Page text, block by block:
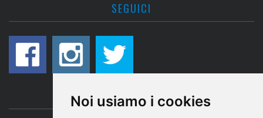
Noi usiamo i cookies
SEGUICI
CONTATTACI